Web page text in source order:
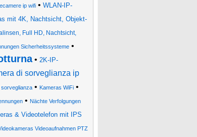
ip wifi • WLAN-IP-
mit 4K, Nachtsicht, Objekt-
Full HD, Nachtsicht,
Sicherheitssysteme •
• 2K-IP-
di sorveglianza ip
• Kameras WiFi•
• Nächte Verfolgungen
& Videotelefon mit IPS
Videoaufnahmen PTZ